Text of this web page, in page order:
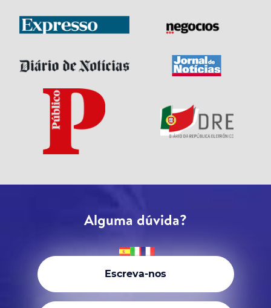
Alguma dúvida?
Escreva-nos